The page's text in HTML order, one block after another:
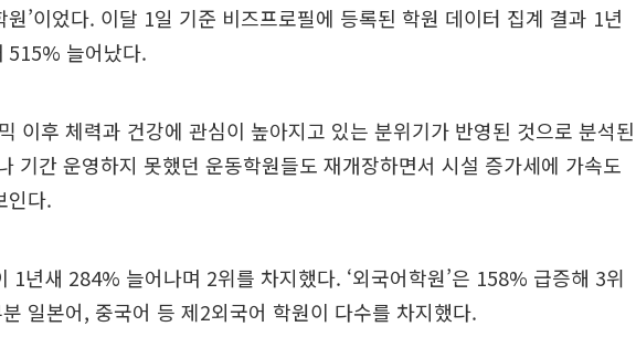
원’이었다. 이달 1일 기준 비즈프로필에 등록된 학원 데이터 집계 결과 1년
515% 늘어났다.
이후 체력과 건강에 관심이 높아지고 있는 분위기가 반영된 것으로 분석된
기간 운영하지 못했던 운동학원들도 재개장하면서 시설 증가세에 가속도
인다.
1년새 284% 늘어나며 2위를 차지했다. ‘외국어학원’은 158% 급증해 3위
일본어, 중국어 등 제2외국어 학원이 다수를 차지했다.